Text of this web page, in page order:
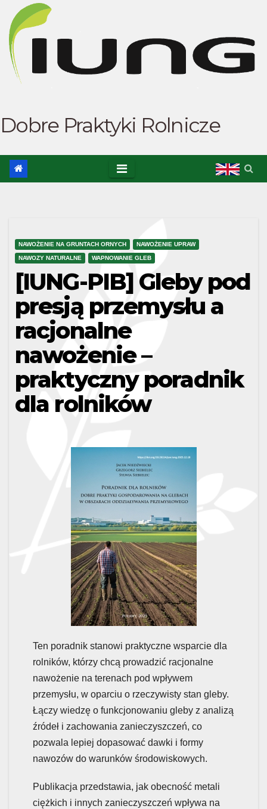
content
Dobre Praktyki Rolnicze
NAWOŻENIE NA GRUNTACH ORNYCH NAWOŻENIE UPRAW
NAWOZY NATURALNE WAPNOWANIE GLEB
[IUNG-PIB] Gleby pod
presją przemysłu a
racjonalne
nawożenie –
praktyczny poradnik
dla rolników
Ten poradnik stanowi praktyczne wsparcie dla
rolników, którzy chcą prowadzić racjonalne
nawożenie na terenach pod wpływem
przemysłu, w oparciu o rzeczywisty stan gleby.
Łączy wiedzę o funkcjonowaniu gleby z analizą
źródeł i zachowania zanieczyszczeń, co
pozwala lepiej dopasować dawki i formy
nawozów do warunków środowiskowych.
Publikacja przedstawia, jak obecność metali
ciężkich i innych zanieczyszczeń wpływa na